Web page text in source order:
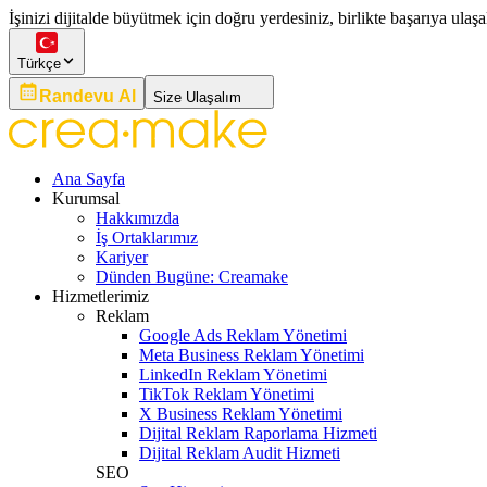
İşinizi dijitalde büyütmek için doğru yerdesiniz, birlikte başarıya
Türkçe
Randevu Al Size Ulaşalım
Ana Sayfa
Kurumsal
Hakkımızda
İş Ortaklarımız
Kariyer
Dünden Bugüne: Creamake
Hizmetlerimiz
Reklam
Google Ads Reklam Yönetimi
Meta Business Reklam Yönetimi
LinkedIn Reklam Yönetimi
TikTok Reklam Yönetimi
X Business Reklam Yönetimi
Dijital Reklam Raporlama Hizmeti
Dijital Reklam Audit Hizmeti
SEO